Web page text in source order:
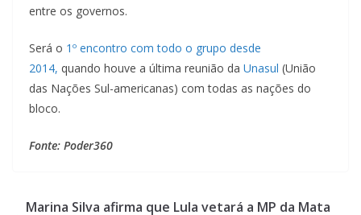
entre os governos.
Será o 1º encontro com todo o grupo desde
2014, quando houve a última reunião da Unasul (União
das Nações Sul-americanas) com todas as nações do
bloco.
Fonte: Poder360
Marina Silva afirma que Lula vetará a MP da Mata